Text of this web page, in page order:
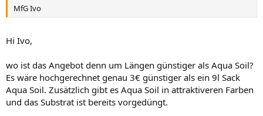
MfG Ivo
Hi Ivo,
wo ist das Angebot denn um Längen günstiger als Aqua Soil?
Es wäre hochgerechnet genau 3€ günstiger als ein 9l Sack
Aqua Soil. Zusätzlich gibt es Aqua Soil in attraktiveren Farben
und das Substrat ist bereits vorgedüngt.